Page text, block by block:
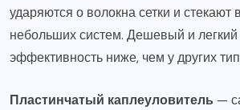
ударяются о волокна сетки и стекают
небольших систем. Дешевый и легкий
эффективность ниже, чем у других
Пластинчатый каплеуловитель —